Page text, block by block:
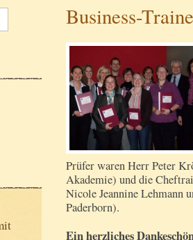
Business-
Prüfer waren Herr Peter
Akademie) und die
Nicole Jeannine Lehmann
Paderborn).
Ein herzliches